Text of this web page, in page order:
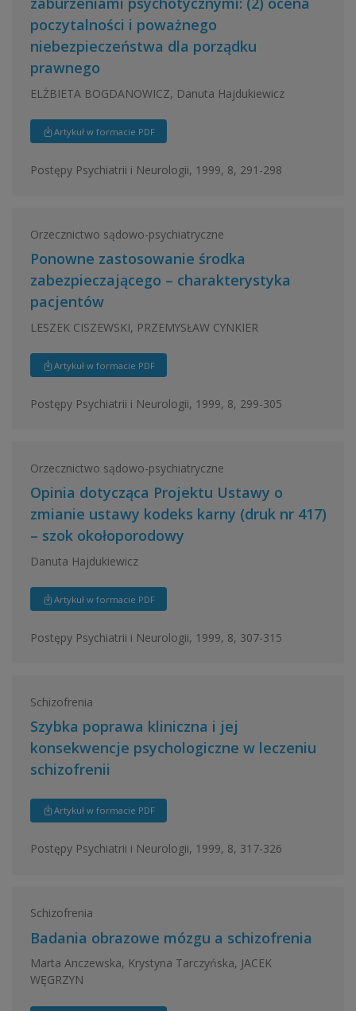
poczytalności i poważnego
niebezpieczeństwa dla porządku
prawnego
ELŻBIETA BOGDANOWICZ, Danuta Hajdukiewicz
Artykuł w formacie PDF
Postępy Psychiatrii i Neurologii, 1999, 8, 291-298
Orzecznictwo sądowo-psychiatryczne
Ponowne zastosowanie środka
zabezpieczającego – charakterystyka
pacjentów
LESZEK CISZEWSKI, PRZEMYSŁAW CYNKIER
Artykuł w formacie PDF
Postępy Psychiatrii i Neurologii, 1999, 8, 299-305
Orzecznictwo sądowo-psychiatryczne
Opinia dotycząca Projektu Ustawy o
zmianie ustawy kodeks karny (druk nr 417)
– szok okołoporodowy
Danuta Hajdukiewicz
Artykuł w formacie PDF
Postępy Psychiatrii i Neurologii, 1999, 8, 307-315
Schizofrenia
Szybka poprawa kliniczna i jej
konsekwencje psychologiczne w leczeniu
schizofrenii
Artykuł w formacie PDF
Postępy Psychiatrii i Neurologii, 1999, 8, 317-326
Schizofrenia
Badania obrazowe mózgu a schizofrenia
Marta Anczewska, Krystyna Tarczyńska, JACEK
WĘGRZYN